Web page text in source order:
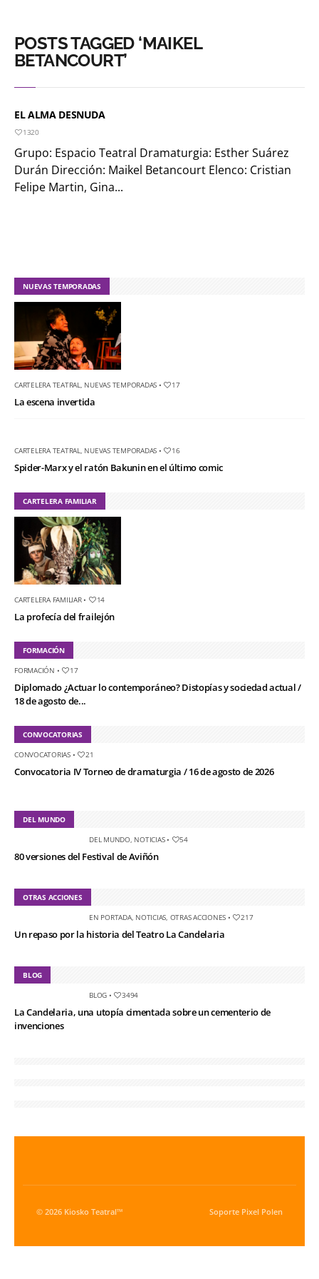
POSTS TAGGED ‘MAIKEL
BETANCOURT’
EL ALMA DESNUDA
1320
Grupo: Espacio Teatral Dramaturgia: Esther Suárez
Durán Dirección: Maikel Betancourt Elenco: Cristian
Felipe Martin, Gina...
NUEVAS TEMPORADAS
CARTELERA TEATRAL NUEVAS TEMPORADAS • 17
La escena invertida
CARTELERA TEATRAL NUEVAS TEMPORADAS • 16
Spider-Marx y el ratón Bakunin en el último comic
CARTELERA FAMILIAR
CARTELERA FAMILIAR• 14
La profecía del frailejón
FORMACIÓN
FORMACIÓN • 17
Diplomado ¿Actuar lo contemporáneo? Distopías y sociedad actual /
18 de agosto de...
CONVOCATORIAS
CONVOCATORIAS• 21
Convocatoria IV Torneo de dramaturgia / 16 de agosto de 2026
DEL MUNDO
DEL MUNDO, NOTICIAS• 54
80 versiones del Festival de Aviñón
OTRAS ACCIONES
EN PORTADA, NOTICIAS OTRAS ACCIONES • 217
Un repaso por la historia del Teatro La Candelaria
BLOG
BLOG • 3494
La Candelaria, una utopía cimentada sobre un cementerio de
invenciones
© 2026 Kiosko Teatral™ Soporte Pixel Polen